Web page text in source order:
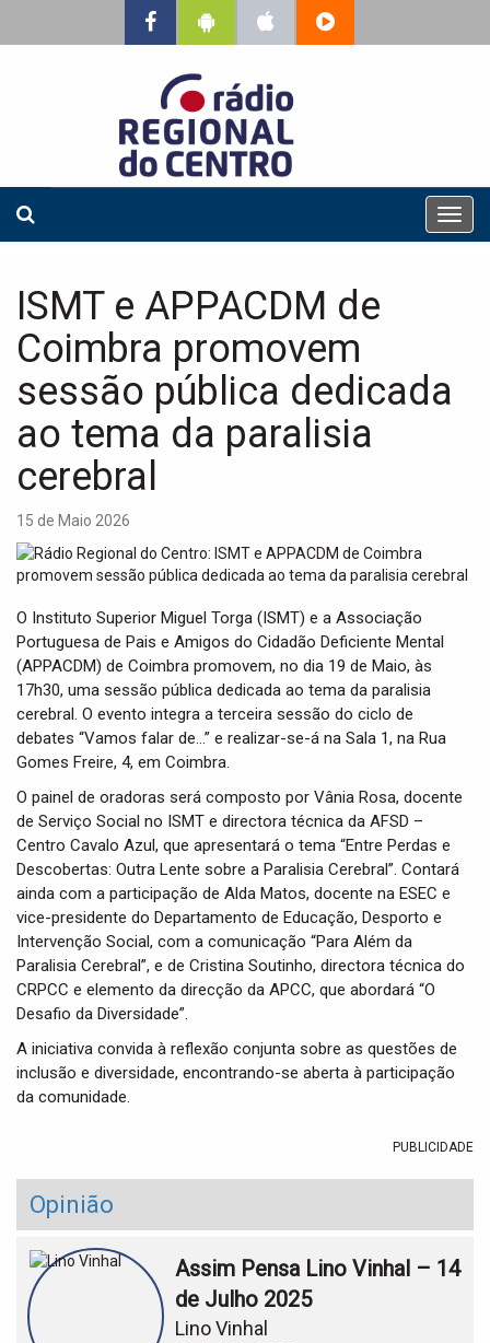
T
o
v
ISMT e APPACDM de
Coimbra promovem
sessão pública dedicada
ao tema da paralisia
cerebral
15 de Maio 2026
O Instituto Superior Miguel Torga (ISMT) e a Associação
Portuguesa de Pais e Amigos do Cidadão Deficiente Mental
(APPACDM) de Coimbra promovem, no dia 19 de Maio, às
17h30, uma sessão pública dedicada ao tema da paralisia
cerebral. O evento integra a terceira sessão do ciclo de
debates “Vamos falar de…” e realizar-se-á na Sala 1, na Rua
Gomes Freire, 4, em Coimbra.
O painel de oradoras será composto por Vânia Rosa, docente
de Serviço Social no ISMT e directora técnica da AFSD –
Centro Cavalo Azul, que apresentará o tema “Entre Perdas e
Descobertas: Outra Lente sobre a Paralisia Cerebral”. Contará
ainda com a participação de Alda Matos, docente na ESEC e
vice-presidente do Departamento de Educação, Desporto e
Intervenção Social, com a comunicação “Para Além da
Paralisia Cerebral”, e de Cristina Soutinho, directora técnica do
CRPCC e elemento da direcção da APCC, que abordará “O
Desafio da Diversidade”.
A iniciativa convida à reflexão conjunta sobre as questões de
inclusão e diversidade, encontrando-se aberta à participação
da comunidade.
PUBLICIDADE
Opinião
Assim Pensa Lino Vinhal – 14
de Julho 2025
Lino Vinhal